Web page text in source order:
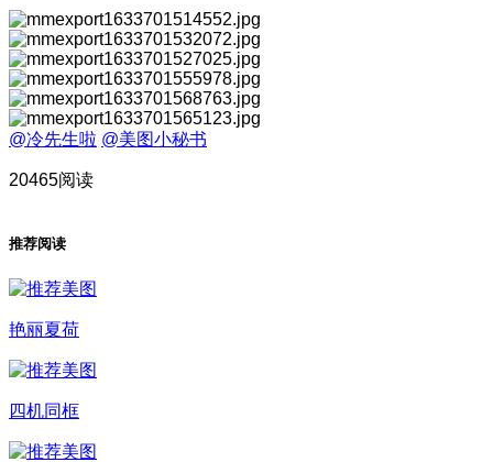
@冷先生啦 @美图小秘书
20465阅读
推荐阅读
艳丽夏荷
四机同框